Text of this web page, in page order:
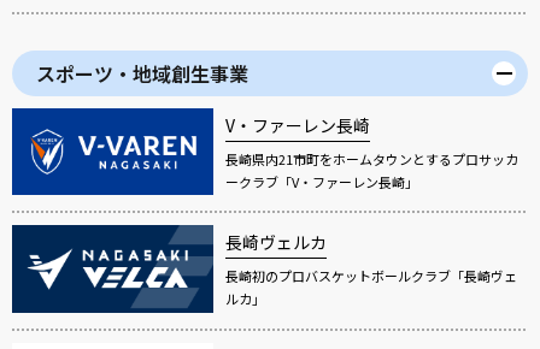
スポーツ・地域創生事業
V・ファーレン長崎
長崎県内21市町をホームタウンとするプロサッカ
ークラブ「V・ファーレン長崎」
長崎ヴェルカ
長崎初のプロバスケットボールクラブ「長崎ヴェ
ルカ」